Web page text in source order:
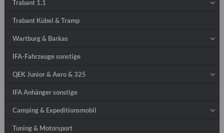
Trabant 1.1
Trabant Kübel & Tramp
Wartburg & Barkas
IFA-Fahrzeuge sonstige
QEK Junior & Aero & 325
IFA Anhänger sonstige
Camping & Expeditionsmobil
Tuning & Motorsport